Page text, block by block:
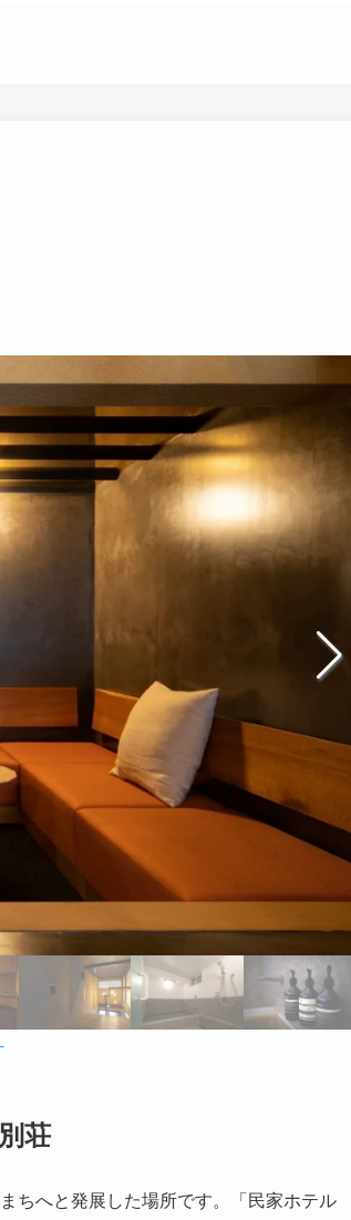
荘
ちへと発展した場所です。「民家ホテル